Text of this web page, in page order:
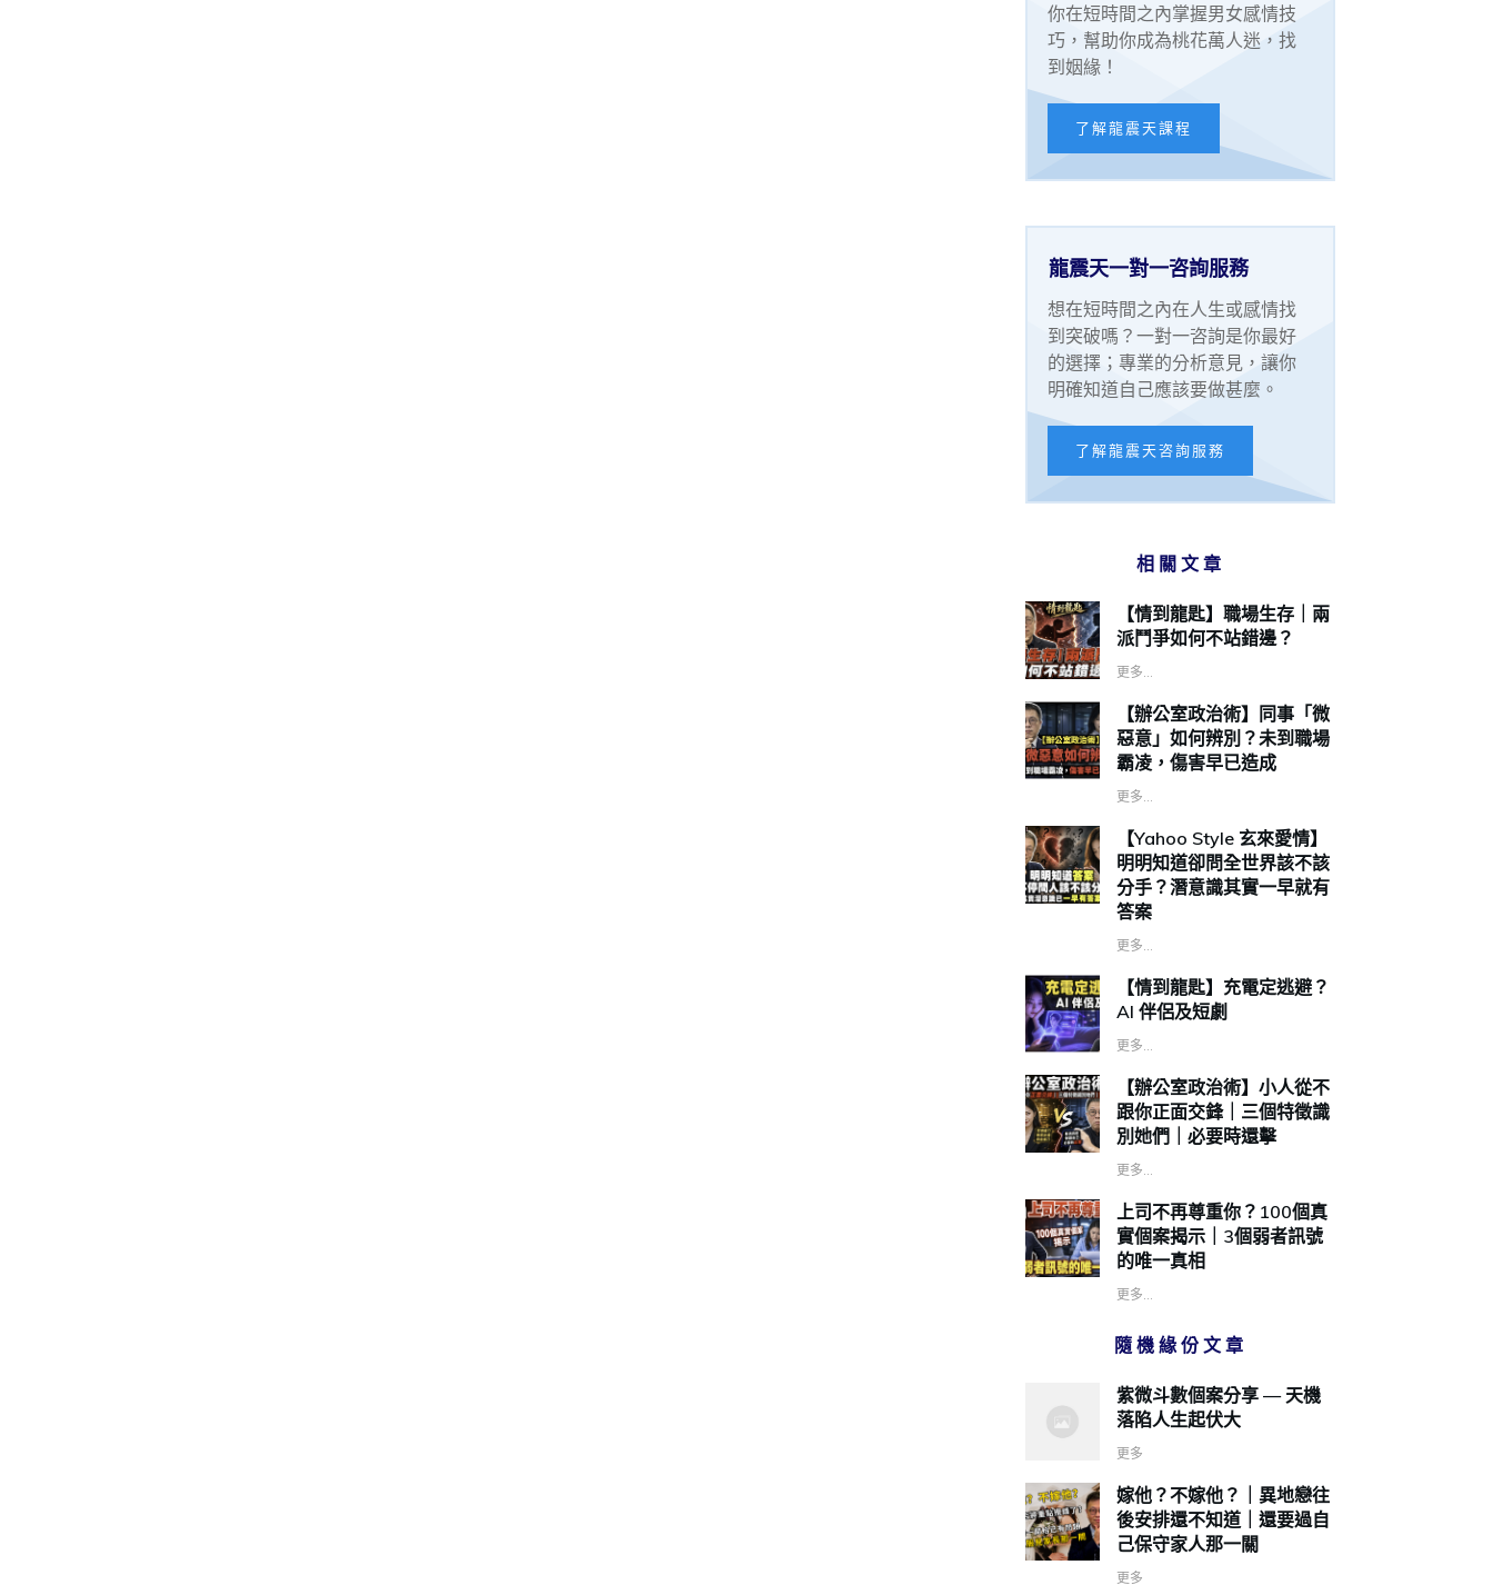
你在短時間之內掌握男女感情技
巧，幫助你成為桃花萬人迷，找
到姻緣！
了解龍震天課程
龍震天一對一咨詢服務
想在短時間之內在人生或感情找
到突破嗎？一對一咨詢是你最好
的選擇；專業的分析意見，讓你
明確知道自己應該要做甚麼。
了解龍震天咨詢服務
相關文章
【情到龍匙】職場生存｜兩
派鬥爭如何不站錯邊？
更多...
【辦公室政治術】同事「微
惡意」如何辨別？未到職場
霸凌，傷害早已造成
更多...
【Yahoo Style 玄來愛情】
明明知道卻問全世界該不該
分手？潛意識其實一早就有
答案
更多...
【情到龍匙】充電定逃避？
AI 伴侶及短劇
更多...
【辦公室政治術】小人從不
跟你正面交鋒｜三個特徵識
別她們｜必要時還擊
更多...
上司不再尊重你？100個真
實個案揭示｜3個弱者訊號
的唯一真相
更多...
隨機緣份文章
紫微斗數個案分享 — 天機
落陷人生起伏大
更多
嫁他？不嫁他？｜異地戀往
後安排還不知道｜還要過自
己保守家人那一關
更多